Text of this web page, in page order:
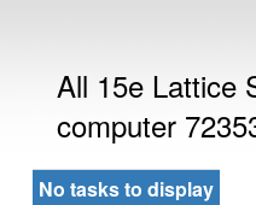
All 15e Lattice
computer
No tasks to display